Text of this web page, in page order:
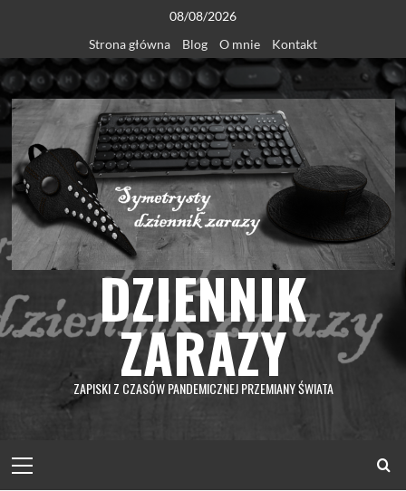
content
08/08/2026
Strona główna
Blog O mnie Kontakt
DZIENNIK
ZARAZY
ZAPISKI Z CZASÓW PANDEMICZNEJ PRZEMIANY ŚWIATA
Menu